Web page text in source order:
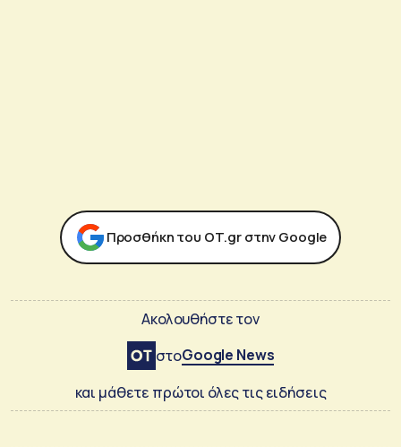
Προσθήκη του ΟΤ.gr στην Google
Ακολουθήστε τον
στοGoogle News
και μάθετε πρώτοι όλες τις ειδήσεις